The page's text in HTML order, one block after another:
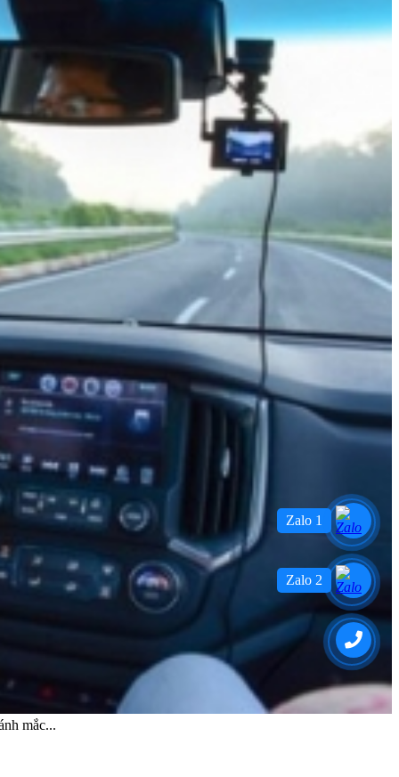
mắc...
Zalo 1
Zalo 2